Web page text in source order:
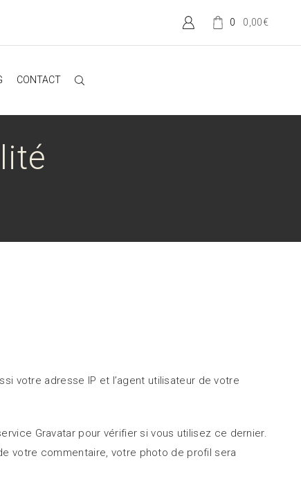
0 0,00€
CONTACT
votre adresse IP et l’agent utilisateur de votre
Gravatar pour vérifier si vous utilisez ce dernier.
votre commentaire, votre photo de profil sera